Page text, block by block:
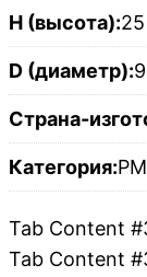
H (высота):25
D (диаметр):
Страна-
Категория:
Tab Content
Tab Content